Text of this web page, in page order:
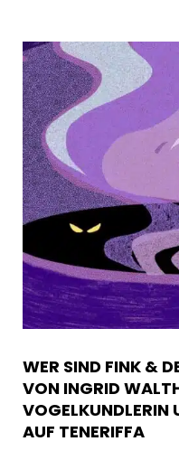
WER SIND FINK &
VON INGRID
VOGELKUNDLERIN
AUF TENERIFFA